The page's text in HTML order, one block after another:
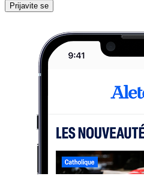
Prijavite se